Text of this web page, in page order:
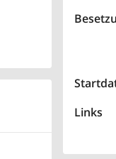
Links